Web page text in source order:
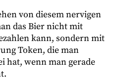
von diesem nervigen
das Bier nicht mit
kann, sondern mit
Token, die man
hat, wenn man gerade